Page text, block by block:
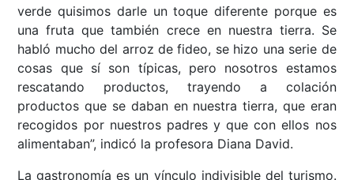
verde quisimos darle un toque diferente porque es
una fruta que también crece en nuestra tierra. Se
habló mucho del arroz de fideo, se hizo una serie de
cosas que sí son típicas, pero nosotros estamos
rescatando productos, trayendo a colación
productos que se daban en nuestra tierra, que eran
recogidos por nuestros padres y que con ellos nos
alimentaban”, indicó la profesora Diana David.
La gastronomía es un vínculo indivisible del turismo.